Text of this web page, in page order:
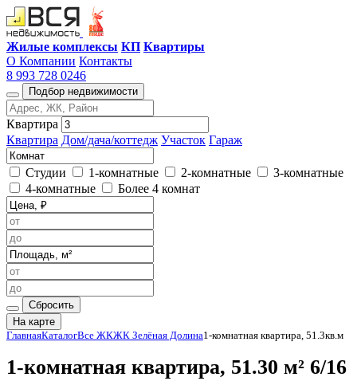
Жилые комплексы КП Квартиры
О Компании Контакты
8 993 728 0246
Подбор недвижимости
Квартира
Квартира Дом/дача/коттедж Участок Гараж
Студии 1-комнатные 2-комнатные
3-комнатные
4-комнатные
Более 4 комнат
Сбросить
На карте